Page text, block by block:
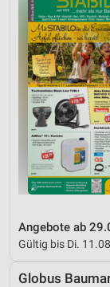
Angebote ab
Gültig bis Di.
Globus
Verwendung
personalisierter
Erstellung von
von Inhalten
Verwendung
Messung der
Messung der
Analyse von
Kombinationen